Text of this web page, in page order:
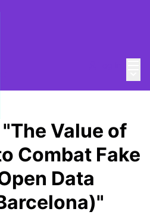
Value of
Combat Fake
Data